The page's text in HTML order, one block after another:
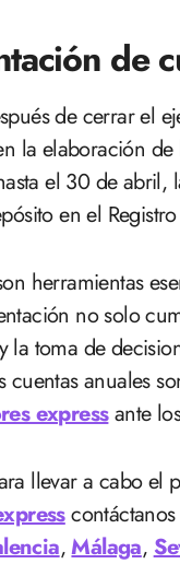
de
de cerrar el
la elaboración
el 30 de
en el
herramientas
no solo
toma de
anuales
expressante
llevar a cabo el
contáctanos
,Málaga,